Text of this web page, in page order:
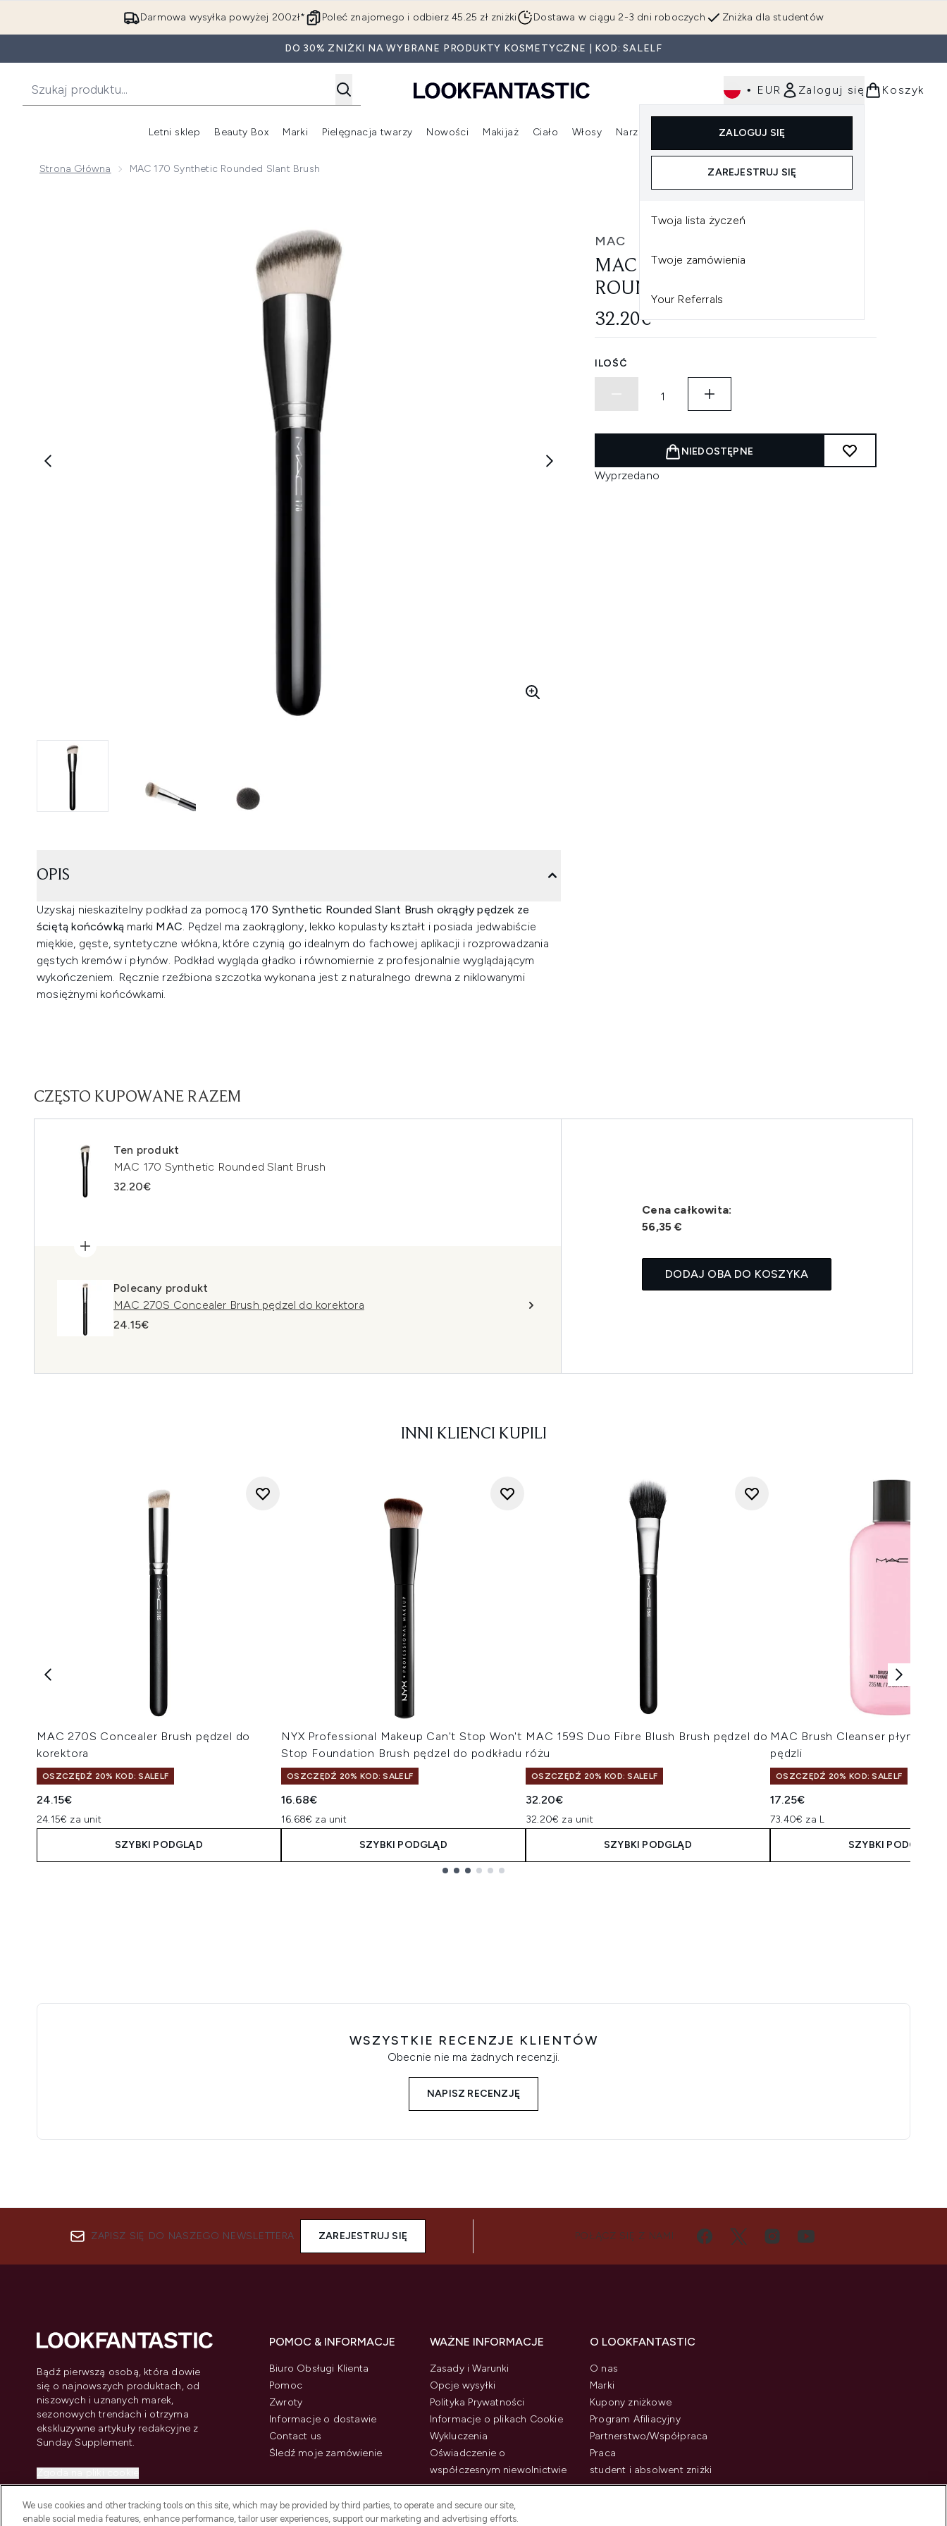
Przejdź do głównej treści
Darmowa wysyłka powyżej 200zł* Zniżka dla studentów
Poleć znajomego i odbierz 45.25 zł zniżki Dostawa w ciągu 2-3 dni roboczych
DO 30% ZNIŻKI NA WYBRANE PRODUKTY KOSMETYCZNE | KOD: SALELF
• EUR Zaloguj się
ZALOGUJ SIĘ
ZAREJESTRUJ SIĘ
Twoja lista życzeń
Twoje zamówienia
Your Referrals
Koszyk
Letni sklep Beauty Box
Wejdź do podmenu (Beauty Box)
Marki
Wejdź do podmenu (Marki)
Pielęgnacja twarzy
Wejdź do podmenu (Pielęgnacja twarzy)
Nowości
Wejdź do podmenu (Nowości)
Makijaż
Wejdź do podmenu (Makijaż)
Ciało Włosy
Wejdź do podmenu (Włosy)
Narzędzia
Wejdź do podmenu (Narzędzia)
Dla mężczyzn
Strona Główna MAC 170 Synthetic Rounded Slant Brush
MAC
MAC 170 SYNTHETIC
ROUNDED SLANT BRUSH
32.20€
ILOŚĆ
NIEDOSTĘPNE
Wyprzedano
OPIS
Uzyskaj nieskazitelny podkład za pomocą 170 Synthetic Rounded Slant Brush okrągły pędzek ze
ściętą końcówką marki MAC. Pędzel ma zaokrąglony, lekko kopulasty kształt i posiada jedwabiście
miękkie, gęste, syntetyczne włókna, które czynią go idealnym do fachowej aplikacji i rozprowadzania
gęstych kremów i płynów. Podkład wygląda gładko i równomiernie z profesjonalnie wyglądającym
wykończeniem. Ręcznie rzeźbiona szczotka wykonana jest z naturalnego drewna z niklowanymi
mosiężnymi końcówkami.
CZĘSTO KUPOWANE RAZEM
Ten produkt
MAC 170 Synthetic Rounded Slant Brush
32.20€
Polecany produkt
MAC 270S Concealer Brush pędzel do korektora
24.15€
Cena całkowita:
56,35 €
DODAJ OBA DO KOSZYKA
INNI KLIENCI KUPILI
MAC 270S Concealer Brush pędzel do
korektora
OSZCZĘDŹ 20% KOD: SALELF
24.15€
24.15€ za unit
SZYBKI PODGLĄD
NYX Professional Makeup Can't Stop Won't
Stop Foundation Brush pędzel do podkładu
OSZCZĘDŹ 20% KOD: SALELF
16.68€
16.68€ za unit
SZYBKI PODGLĄD
MAC 159S Duo Fibre Blush Brush pędzel do
różu
OSZCZĘDŹ 20% KOD: SALELF
32.20€
32.20€ za unit
SZYBKI PODGLĄD
MAC Brush Cleanser płyn do
pędzli
OSZCZĘDŹ 20% KOD: SALELF
17.25€
73.40€ za L
SZYBKI PODGLĄD
WSZYSTKIE RECENZJE KLIENTÓW
Obecnie nie ma żadnych recenzji.
NAPISZ RECENZJĘ
ZAPISZ SIĘ DO NASZEGO NEWSLETTERA ZAREJESTRUJ SIĘ POŁĄCZ SIĘ Z NAMI
Bądź pierwszą osobą, która dowie
się o najnowszych produktach, od
niszowych i uznanych marek,
sezonowych trendach i otrzyma
ekskluzywne artykuły redakcyjne z
Sunday Supplement.
Information
POMOC & INFORMACJE
Biuro Obsługi Klienta
Pomoc
Zwroty
Informacje o dostawie
Contact us
Śledź moje zamówienie
WAŻNE INFORMACJE
Zasady i Warunki
Opcje wysyłki
Polityka Prywatności
Informacje o plikach Cookie
Wykluczenia
Oświadczenie o
współczesnym niewolnictwie
O LOOKFANTASTIC
O nas
Marki
Kupony zniżkowe
Program Afiliacyjny
Partnerstwo/Współpraca
Praca
student i absolwent zniżki
We use cookies and other tracking tools on this site, which may be provided by third parties, to operate and secure our site,
enable social media features, enhance performance, tailor user experiences, support our marketing and advertising efforts.